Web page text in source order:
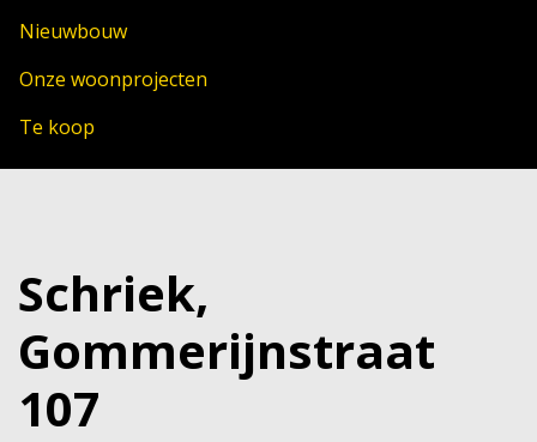
Nieuwbouw
Onze woonprojecten
Te koop
Schriek,
Gommerijnstraat
107